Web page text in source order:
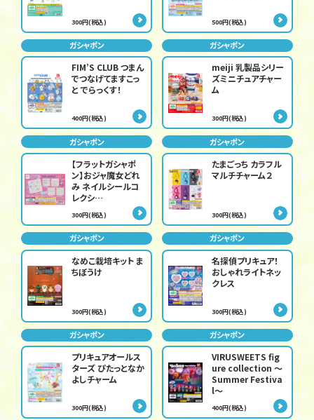
300円(税込) 500円(税込)
ガシャポン
FIM’S CLUB つまん
でつなげてますこっ
と でらっくす！
400円(税込)
ガシャポン
meiji 乳製品シリー
ズミニチュアチャー
ム
300円(税込)
ガシャポン
【フラットガシャポ
ン】おジャ魔女どれ
み ネイルシールコ
レクシ…
300円(税込)
ガシャポン
たまごっち カラフル
マルチチャーム２
300円(税込)
ガシャポン
なめこ栽培キット ま
ちぼうけ
300円(税込)
ガシャポン
名探偵プリキュア！
おしゃれライトネッ
クレス
300円(税込)
ガシャポン
プリキュアオールス
ターズ ぴたっとなか
よしチャーム
300円(税込)
ガシャポン
VIRUSWEETS fig
ure collection ～
Summer Festiva
l～
400円(税込)